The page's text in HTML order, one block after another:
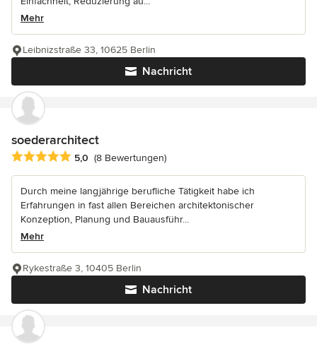
Mehr
Nachricht
Leibnizstraße 33, 10625 Berlin
soederarchitect
Durchschnittliche Bewertung: 5 von 5 Sternen
5,0 (8 Bewertungen)
Durch meine langjährige berufliche Tätigkeit habe ich
Erfahrungen in fast allen Bereichen architektonischer
Konzeption, Planung und Bauausführ...
Mehr
Nachricht
Rykestraße 3, 10405 Berlin